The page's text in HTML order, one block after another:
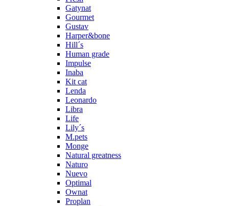
Gatynat
Gourmet
Gustav
Harper&bone
Hill´s
Human grade
Impulse
Inaba
Kit cat
Lenda
Leonardo
Libra
Life
Lily´s
M.pets
Monge
Natural greatness
Naturo
Nuevo
Optimal
Ownat
Proplan